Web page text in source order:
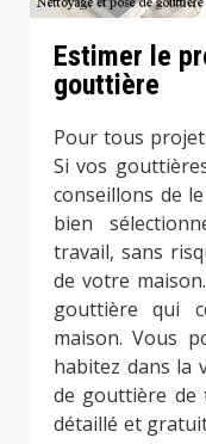
Estimer le
gouttière
Pour tous
Si vos
conseillons de
bien
travail, sans
de votre
gouttière qui
maison. Vous
habitez dans la
de gouttière de
détaillé et